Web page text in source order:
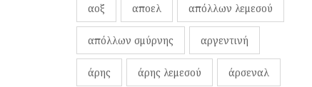
αοξ αποελ απόλλων λεμεσού
απόλλων σμύρνης αργεντινή
άρης άρης λεμεσού άρσεναλ